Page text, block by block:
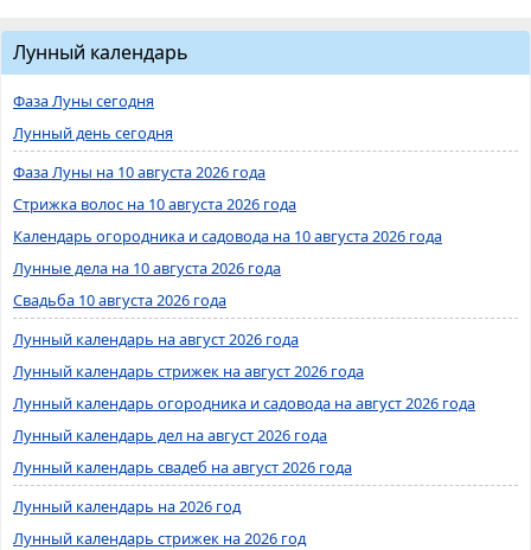
Лунный календарь
Фаза Луны сегодня
Лунный день сегодня
Фаза Луны на 10 августа 2026 года
Стрижка волос на 10 августа 2026 года
Календарь огородника и садовода на 10 августа 2026 года
Лунные дела на 10 августа 2026 года
Свадьба 10 августа 2026 года
Лунный календарь на август 2026 года
Лунный календарь стрижек на август 2026 года
Лунный календарь огородника и садовода на август 2026 года
Лунный календарь дел на август 2026 года
Лунный календарь свадеб на август 2026 года
Лунный календарь на 2026 год
Лунный календарь стрижек на 2026 год